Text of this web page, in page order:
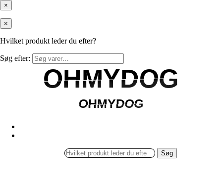
×
×
Hvilket produkt leder du efter?
Søg efter:
OHMYDOG
OHMYDOG
OHMYDOG
OHMYDOG
Søg